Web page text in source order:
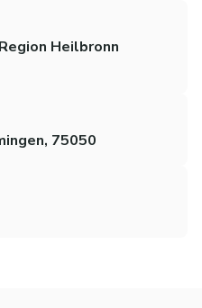
Heilbronn
75050